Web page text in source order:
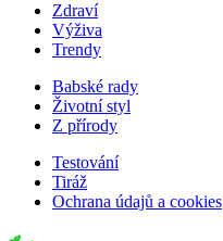
Zdraví
Výživa
Trendy
Babské rady
Životní styl
Z přírody
Testování
Tiráž
Ochrana údajů a cookies